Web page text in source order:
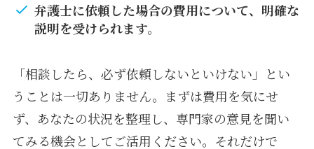
弁護士に依頼した場合の費用について、明確な
説明を受けられます。
「相談したら、必ず依頼しないといけない」とい
うことは一切ありません。まずは費用を気にせ
ず、あなたの状況を整理し、専門家の意見を聞い
てみる機会としてご活用ください。それだけで